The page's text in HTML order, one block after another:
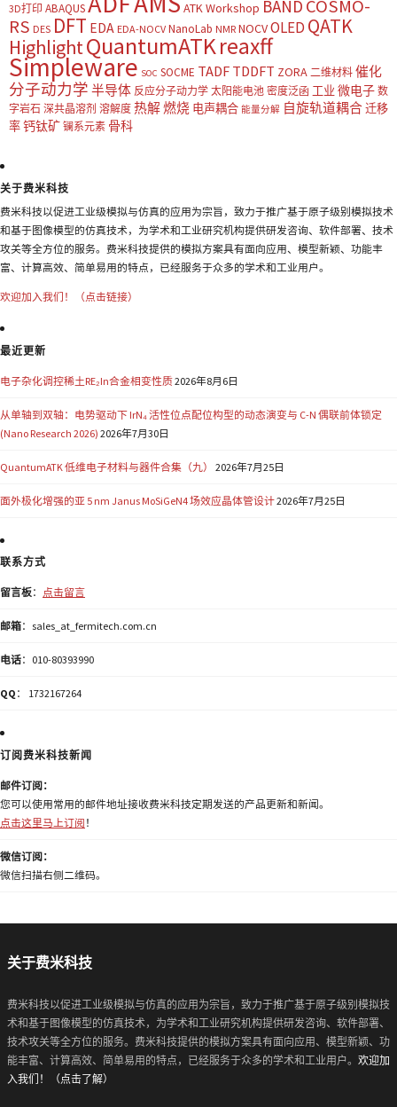
3D打印 ABAQUS ATK Workshop BAND COSMO-
RS DES DFT EDA EDA-NOCV NanoLab NMR NOCVOLED QATK
HighlightQuantumATKreaxff
Simpleware SOC SOCME TADF TDDFT ZORA 二维材料 催化
分子动力学 半导体 反应分子动力学 太阳能电池 密度泛函 工业 微电子 数
字岩石 深共晶溶剂 溶解度 热解燃烧 电声耦合 能量分解 自旋轨道耦合迁移
率钙钛矿 镧系元素 骨科
关于费米科技
费米科技以促进工业级模拟与仿真的应用为宗旨，致力于推广基于原子级别模拟技术
和基于图像模型的仿真技术，为学术和工业研究机构提供研发咨询、软件部署、技术
攻关等全方位的服务。费米科技提供的模拟方案具有面向应用、模型新颖、功能丰
富、计算高效、简单易用的特点，已经服务于众多的学术和工业用户。
欢迎加入我们！（点击链接）
最近更新
电子杂化调控稀土RE₂In合金相变性质2026年8月6日
从单轴到双轴：电势驱动下 IrN₄ 活性位点配位构型的动态演变与 C-N 偶联前体锁定
(Nano Research 2026) 2026年7月30日
QuantumATK 低维电子材料与器件合集（九） 2026年7月25日
面外极化增强的亚 5 nm Janus MoSiGeN4 场效应晶体管设计2026年7月25日
联系方式
留言板： 点击留言
邮箱：sales_at_fermitech.com.cn
电话：010-80393990
QQ ： 1732167264
订阅费米科技新闻
邮件订阅：
您可以使用常用的邮件地址接收费米科技定期发送的产品更新和新闻。
点击这里马上订阅 ！
微信订阅：
微信扫描右侧二维码。
关于费米科技
费米科技以促进工业级模拟与仿真的应用为宗旨，致力于推广基于原子级别模拟技
术和基于图像模型的仿真技术，为学术和工业研究机构提供研发咨询、软件部署、
技术攻关等全方位的服务。费米科技提供的模拟方案具有面向应用、模型新颖、功
能丰富、计算高效、简单易用的特点，已经服务于众多的学术和工业用户。 欢迎加
入我们！（点击了解）